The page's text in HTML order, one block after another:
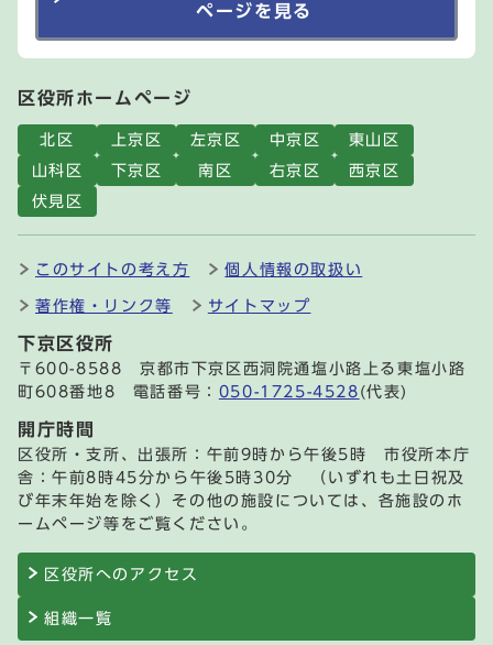
ページを見る
区役所ホームページ
北区 上京区 左京区 中京区
東山区
山科区
下京区 南区 右京区
西京区
伏見区
このサイトの考え方 個人情報の取扱い
著作権・リンク等 サイトマップ
下京区役所
〒600-8588 京都市下京区西洞院通塩小路上る東塩小路
町608番地8 電話番号： 050-1725-4528 (代表)
開庁時間
区役所・支所、出張所：午前9時から午後5時 市役所本庁
舎：午前8時45分から午後5時30分 （いずれも土日祝及
び年末年始を除く）その他の施設については、各施設のホ
ームページ等をご覧ください。
区役所へのアクセス
組織一覧